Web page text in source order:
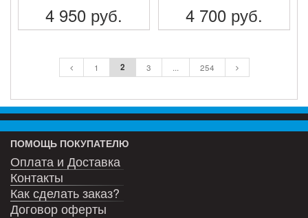
4 950 руб. 4 700 руб.
1 2 3 ... 254
ПОМОЩЬ ПОКУПАТЕЛЮ
Оплата и Доставка
Контакты
Как сделать заказ?
Договор оферты